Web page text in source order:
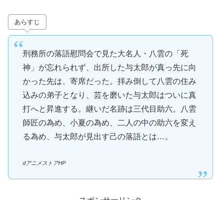
あらすじ
刑務所の落語慰問会で見た大名人・八雲の「死
神」が忘れられず、出所した与太郎が真っ先に向
かった先は、寄席だった。拝み倒して八雲の住み
込みの弟子となり、芸を磨いた与太郎はついに真
打へと昇進する。継いだ名跡は三代目助六。八雲
師匠の為め、小夏の為め、二人の中の助六を変え
る為め、与太郎が見出す己の落語とは…。
dアニメストアHP